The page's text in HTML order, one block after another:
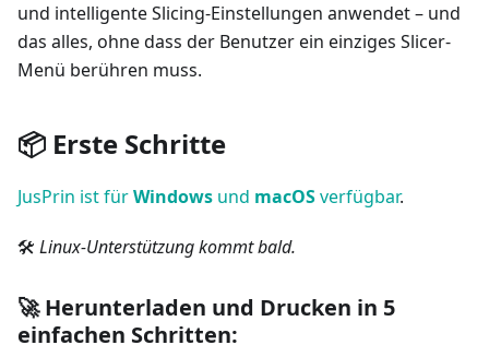
und intelligente Slicing-Einstellungen anwendet – und
das alles, ohne dass der Benutzer ein einziges Slicer-
Menü berühren muss.
📦 Erste Schritte
JusPrin ist fürWindows und macOSverfügbar.
🛠️ Linux-Unterstützung kommt bald.
🚀 Herunterladen und Drucken in 5
einfachen Schritten: